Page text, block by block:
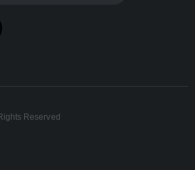
Reserved